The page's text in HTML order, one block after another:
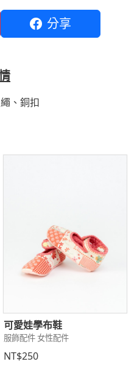
分享
、銅扣
可愛娃學布鞋
服飾配件 女性配件
NT$250